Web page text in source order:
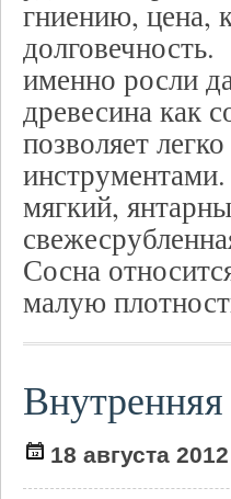
гниению, цена,
долговечность.
именно росли
древесина как
позволяет
мягкий,
Сосна
малую
18 августа 2012